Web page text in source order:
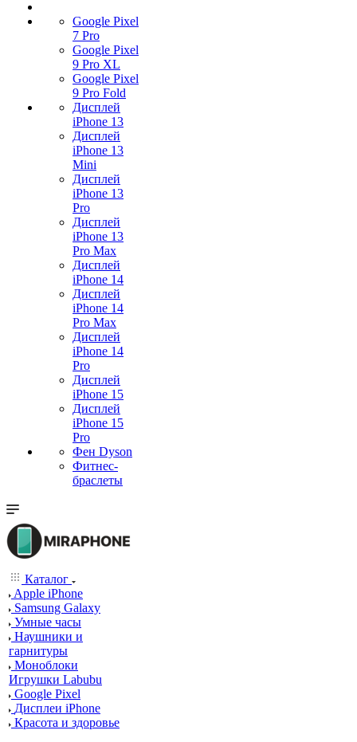
Google Pixel
7 Pro
Google Pixel
9 Pro XL
Google Pixel
9 Pro Fold
Дисплей
iPhone 13
Дисплей
iPhone 13
Mini
Дисплей
iPhone 13
Pro
Дисплей
iPhone 13
Pro Max
Дисплей
iPhone 14
Дисплей
iPhone 14
Pro Max
Дисплей
iPhone 14
Pro
Дисплей
iPhone 15
Дисплей
iPhone 15
Pro
Фен Dyson
Фитнес-
браслеты
Каталог
Apple iPhone
Samsung Galaxy
Умные часы
Наушники и
гарнитуры
Моноблоки
Игрушки Labubu
Google Pixel
Дисплеи iPhone
Красота и здоровье